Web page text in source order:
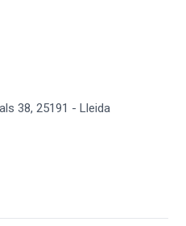
38, 25191 - Lleida